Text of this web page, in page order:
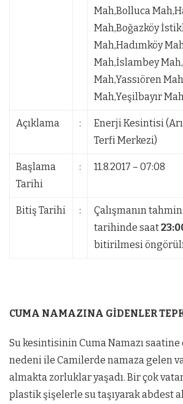
Mah,Bolluca
Mah,Boğazköy
Mah,Hadımköy
Mah,İslambey
Mah,Yassıören
Mah,Yeşilbayır
Açıklama :
Enerji Kesintisi
Terfi Merkezi)
Başlama
Tarihi
: 11.8.2017 – 07:08
Bitiş Tarihi :
Çalışmanın
tarihinde saat
bitirilmesi
CUMA NAMAZINA GİDENLER
Su kesintisinin Cuma Namazı
nedeni ile Camilerde namaza gelen
almakta zorluklar yaşadı. Bir çok
plastik şişelerle su taşıyarak abdest